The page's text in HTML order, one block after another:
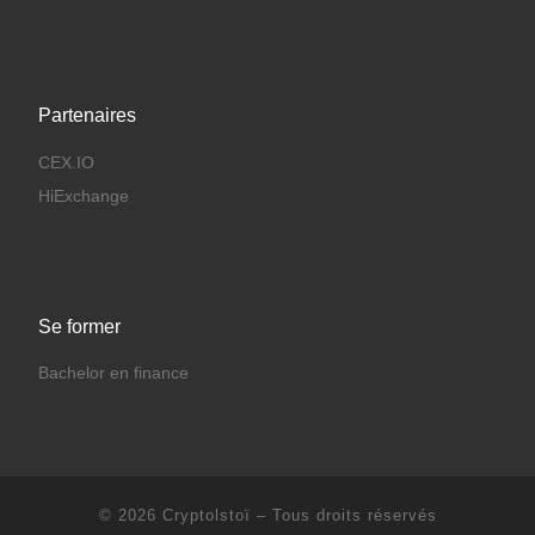
Partenaires
CEX.IO
HiExchange
Se former
Bachelor en finance
© 2026 Cryptolstoï – Tous droits réservés